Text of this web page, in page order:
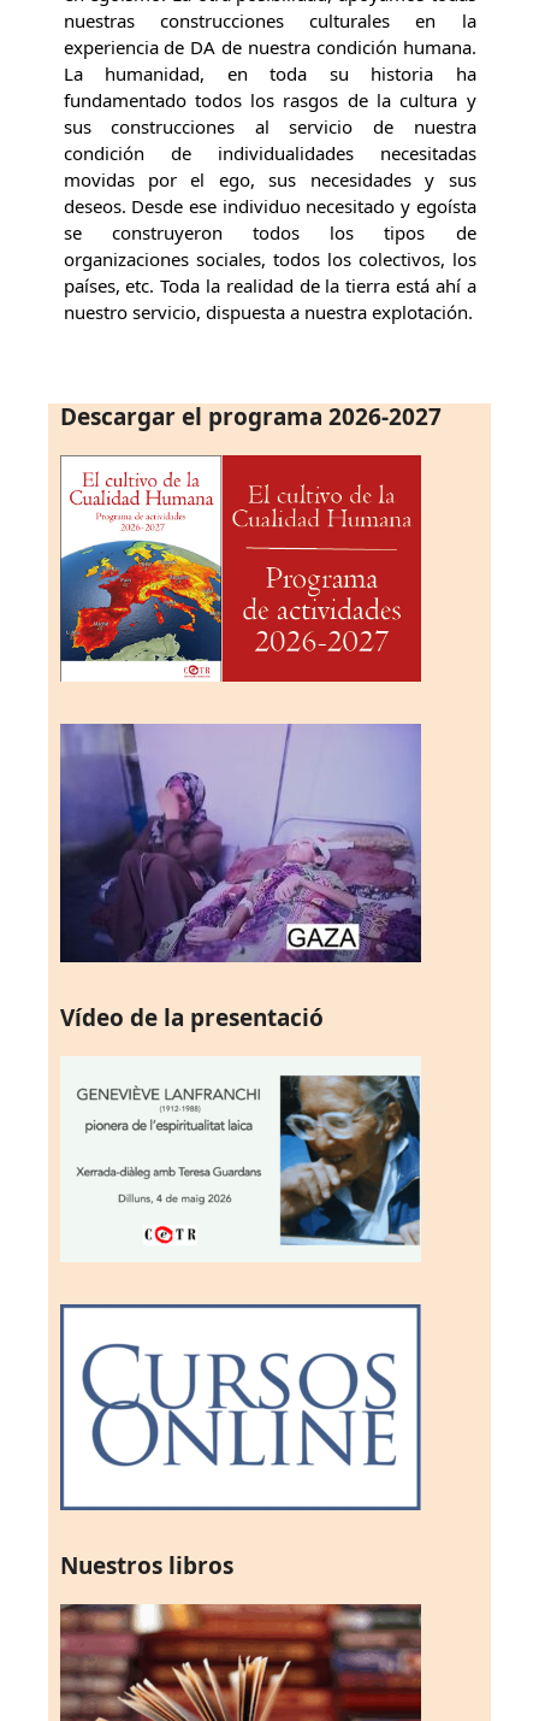
nuestras construcciones culturales en la
experiencia de DA de nuestra condición humana.
La humanidad, en toda su historia ha
fundamentado todos los rasgos de la cultura y
sus construcciones al servicio de nuestra
condición de individualidades necesitadas
movidas por el ego, sus necesidades y sus
deseos. Desde ese individuo necesitado y egoísta
se construyeron todos los tipos de
organizaciones sociales, todos los colectivos, los
países, etc. Toda la realidad de la tierra está ahí a
nuestro servicio, dispuesta a nuestra explotación.
Descargar el programa 2026-2027
Vídeo de la presentació
Nuestros libros